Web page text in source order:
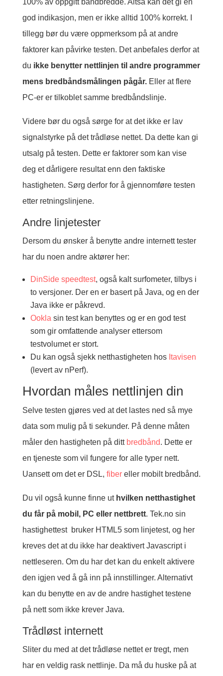
god indikasjon, men er ikke alltid 100% korrekt. I
tillegg bør du være oppmerksom på at andre
faktorer kan påvirke testen. Det anbefales derfor at
du ikke benytter nettlinjen til andre programmer
mens bredbåndsmålingen pågår. Eller at flere
PC-er er tilkoblet samme bredbåndslinje.
Videre bør du også sørge for at det ikke er lav
signalstyrke på det trådløse nettet. Da dette kan gi
utsalg på testen. Dette er faktorer som kan vise
deg et dårligere resultat enn den faktiske
hastigheten. Sørg derfor for å gjennomføre testen
etter retningslinjene.
Andre linjetester
Dersom du ønsker å benytte andre internett tester
har du noen andre aktører her:
DinSide speedtest, også kalt surfometer, tilbys i
to versjoner. Der en er basert på Java, og en der
Java ikke er påkrevd.
Ookla sin test kan benyttes og er en god test
som gir omfattende analyser ettersom
testvolumet er stort.
Du kan også sjekk netthastigheten hos Itavisen
(levert av nPerf).
Hvordan måles nettlinjen din
Selve testen gjøres ved at det lastes ned så mye
data som mulig på ti sekunder. På denne måten
måler den hastigheten på ditt bredbånd. Dette er
en tjeneste som vil fungere for alle typer nett.
Uansett om det er DSL, fibereller mobilt bredbånd.
Du vil også kunne finne ut hvilken netthastighet
du får på mobil, PC eller nettbrett. Tek.no sin
hastighettest bruker HTML5 som linjetest, og her
kreves det at du ikke har deaktivert Javascript i
nettleseren. Om du har det kan du enkelt aktivere
den igjen ved å gå inn på innstillinger. Alternativt
kan du benytte en av de andre hastighet testene
på nett som ikke krever Java.
Trådløst internett
Sliter du med at det trådløse nettet er tregt, men
har en veldig rask nettlinje. Da må du huske på at